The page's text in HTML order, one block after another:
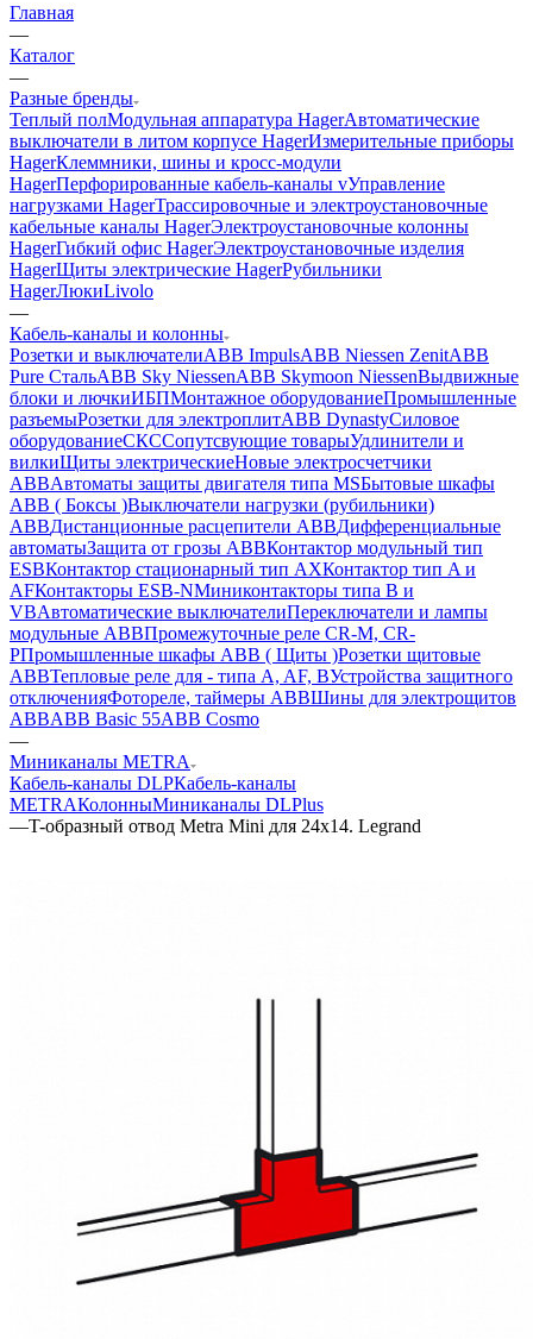
Главная
—
Каталог
—
Разные бренды
Теплый полМодульная аппаратура HagerАвтоматические
выключатели в литом корпусе HagerИзмерительные приборы
HagerКлеммники, шины и кросс-модули
HagerПерфорированные кабель-каналы vУправление
нагрузками HagerТрассировочные и электроустановочные
кабельные каналы HagerЭлектроустановочные колонны
HagerГибкий офис HagerЭлектроустановочные изделия
HagerЩиты электрические HagerРубильники
HagerЛюкиLivolo
—
Кабель-каналы и колонны
Розетки и выключателиABB ImpulsABB Niessen ZenitABB
Pure СтальABB Sky NiessenABB Skymoon NiessenВыдвижные
блоки и лючкиИБПМонтажное оборудованиеПромышленные
разъемыРозетки для электроплитABB DynastyСиловое
оборудованиеСКССопутсвующие товарыУдлинители и
вилкиЩиты электрическиеНовые электросчетчики
ABBАвтоматы защиты двигателя типа MSБытовые шкафы
ABB ( Боксы )Выключатели нагрузки (рубильники)
ABBДистанционные расцепители ABBДифференциальные
автоматыЗащита от грозы ABBКонтактор модульный тип
ESBКонтактор стационарный тип AXКонтактор тип A и
AFКонтакторы ESB-NМиниконтакторы типа B и
VBАвтоматические выключателиПереключатели и лампы
модульные ABBПромежуточные реле CR-M, CR-
PПромышленные шкафы ABB ( Щиты )Розетки щитовые
ABBТепловые реле для - типа A, AF, BУстройства защитного
отключенияФотореле, таймеры ABBШины для электрощитов
АВВABB Basic 55ABB Cosmo
—
Миниканалы METRA
Кабель-каналы DLPКабель-каналы
METRAКолонныМиниканалы DLPlus
—T-образный отвод Metra Mini для 24x14. Legrand